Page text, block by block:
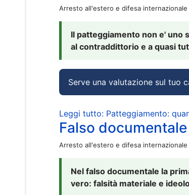
Arresto all'estero e difesa internazionale
Il patteggiamento non e' uno
al contraddittorio e a quasi
Serve una valutazione sul tuo
Leggi tutto: Patteggiamento:
Falso
Arresto all'estero e difesa internazionale
Nel falso documentale la
vero: falsità materiale e